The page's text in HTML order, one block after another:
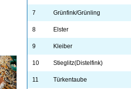
7 Grünfink/Grünling
8 Elster
9 Kleiber
10 Stieglitz(Distelfink)
11 Türkentaube